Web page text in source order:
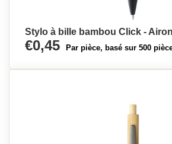
Stylo à bille bambou Click -
€0,45 Par pièce, basé sur 500